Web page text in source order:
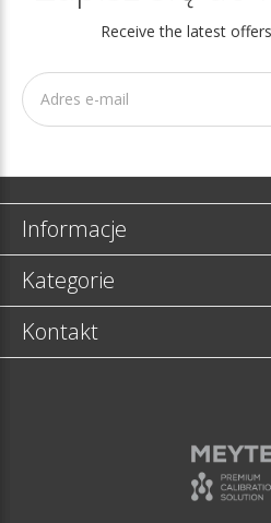
Receive the latest
Informacje
Kategorie
Kontakt